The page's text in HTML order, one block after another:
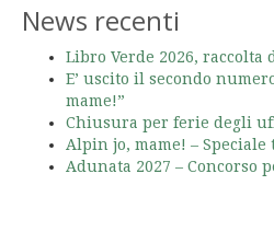
News recenti
Libro Verde 2026, raccolta
E’ uscito il secondo
mame!”
Chiusura per ferie degli
Alpin jo, mame! – Speciale
Adunata 2027 – Concorso